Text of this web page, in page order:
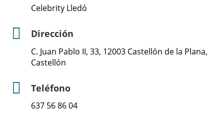
Celebrity Lledó
Dirección
C. Juan Pablo II, 33, 12003 Castellón de la Plana,
Castellón
Teléfono
637 56 86 04